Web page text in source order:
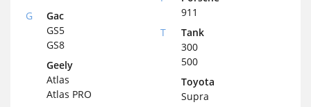
G
Gac
GS5
GS8
Geely
Atlas
Atlas PRO
911
T
Tank
300
500
Toyota
Supra